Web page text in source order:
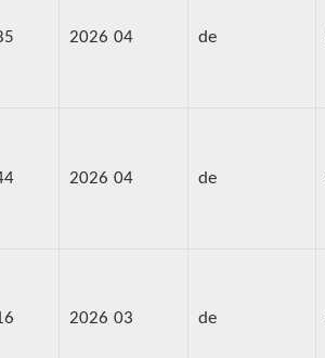
2026 04 de
2026 04 de
2026 03 de